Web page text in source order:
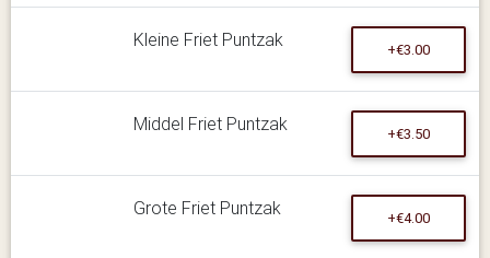
Kleine Friet Puntzak +€3.00
Middel Friet Puntzak +€3.50
Grote Friet Puntzak +€4.00